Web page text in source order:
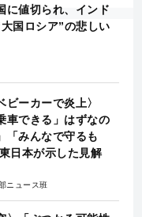
値切られ、インド
国ロシア”の悲しい
ビーカーで炎上〉
車できる」はずなの
「みんなで守るも
日本が示した見解
ニュース班